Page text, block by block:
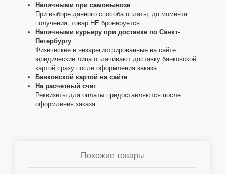
Наличными при самовывозе
При выборе данного способа оплаты, до момента
получения, товар НЕ бронируется
Наличными курьеру при доставке по Санкт-
Петербургу
Физические и незарегистрированные на сайте
юридические лица оплачивают доставку банковской
картой сразу после оформления заказа
Банковской картой на сайте
На расчетный счет
Реквизиты для оплаты предоставляются после
оформления заказа
Похожие товары